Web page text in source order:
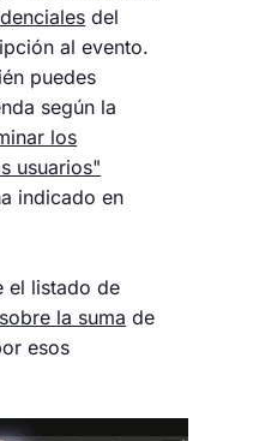
del
al evento.
puedes
según la
los
usuarios"
indicado en
el listado de
la suma de
esos